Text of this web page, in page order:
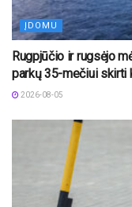
ĮDOMU
Rugpjūčio ir rugsėjo
parkų 35-mečiui skirti
2026-08-05